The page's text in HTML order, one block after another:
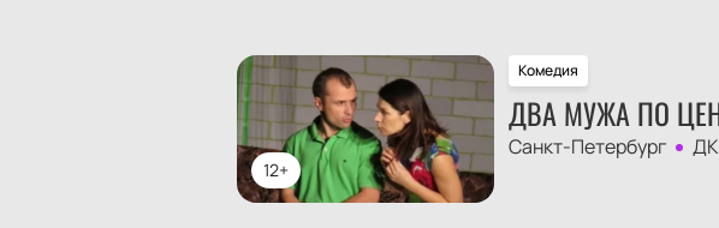
12+
Комедия
ДВА МУЖА ПО
Санкт-Петербург